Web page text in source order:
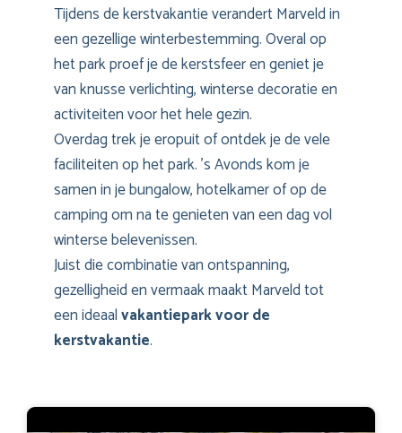
Tijdens de kerstvakantie verandert Marveld in
een gezellige winterbestemming. Overal op
het park proef je de kerstsfeer en geniet je
van knusse verlichting, winterse decoratie en
activiteiten voor het hele gezin.
Overdag trek je eropuit of ontdek je de vele
faciliteiten op het park. ’s Avonds kom je
samen in je bungalow, hotelkamer of op de
camping om na te genieten van een dag vol
winterse belevenissen.
Juist die combinatie van ontspanning,
gezelligheid en vermaak maakt Marveld tot
een ideaalvakantiepark voor de
kerstvakantie.